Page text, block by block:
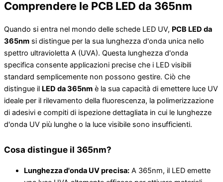
Comprendere le PCB LED da 365nm
Quando si entra nel mondo delle schede LED UV, PCB LED da
365nm si distingue per la sua lunghezza d'onda unica nello
spettro ultravioletta A (UVA). Questa lunghezza d'onda
specifica consente applicazioni precise che i LED visibili
standard semplicemente non possono gestire. Ciò che
distingue il LED da 365nm è la sua capacità di emettere luce UV
ideale per il rilevamento della fluorescenza, la polimerizzazione
di adesivi e compiti di ispezione dettagliata in cui le lunghezze
d'onda UV più lunghe o la luce visibile sono insufficienti.
Cosa distingue il 365nm?
Lunghezza d'onda UV precisa: A 365nm, il LED emette